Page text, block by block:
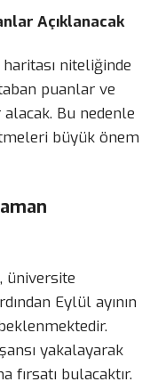
Açıklanacak
niteliğinde
puanlar ve
Bu nedenle
büyük önem
üniversite
Eylül ayının
yakalayarak
fırsatı bulacaktır.